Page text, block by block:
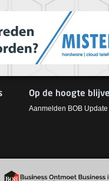
Op de hoogte
Aanmelden BOB Update